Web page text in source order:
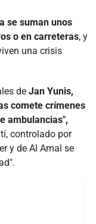
se suman unos
o en carreteras, y
una crisis
de Jan Yunis,
comete crímenes
ambulancias",
controlado por
y de Al Amal se